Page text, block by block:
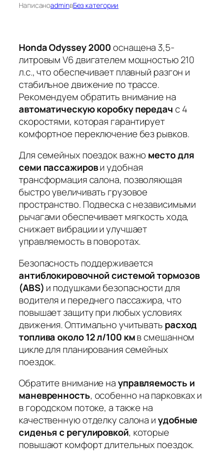
НаписаноadminвБез категории
Honda Odyssey 2000оснащена 3,5-
литровым V6 двигателем мощностью210
л.с., что обеспечивает плавный разгон и
стабильное движение по трассе.
Рекомендуем обратить внимание на
автоматическую коробку передачс 4
скоростями, которая гарантирует
комфортное переключение без рывков.
Для семейных поездок важно место для
семи пассажировиудобная
трансформация салона, позволяющая
быстро увеличивать грузовое
пространство. Подвеска с независимыми
рычагами обеспечивает мягкость хода,
снижает вибрации и улучшает
управляемость в поворотах.
Безопасность поддерживается
антиблокировочной системой тормозов
(ABS) и подушками безопасностидля
водителя и переднего пассажира, что
повышает защиту при любых условиях
движения. Оптимально учитывать расход
топлива около 12 л/100 кмв смешанном
цикле для планирования семейных
поездок.
Обратите внимание науправляемость и
маневренность, особенно на парковках и
в городском потоке, а также на
качественную отделку салона иудобные
сиденья с регулировкой, которые
повышают комфорт длительных поездок.